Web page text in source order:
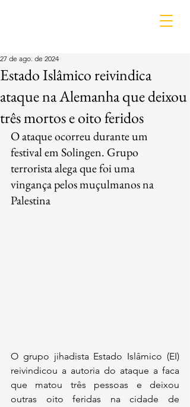
Estado Islâmico reivindica
ataque na Alemanha que deixou
três mortos e oito feridos
27 de ago. de 2024
O ataque ocorreu durante um
festival em Solingen. Grupo
terrorista alega que foi uma
vingança pelos muçulmanos na
Palestina
O grupo jihadista Estado Islâmico (EI)
reivindicou a autoria do ataque a faca
que matou três pessoas e deixou
outras oito feridas na cidade de